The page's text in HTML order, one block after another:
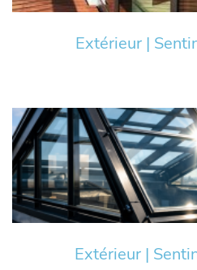
Extérieur |
Extérieur |